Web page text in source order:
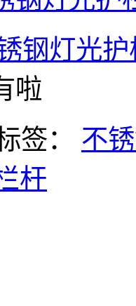
钢灯光护
啦
签： 不
杆